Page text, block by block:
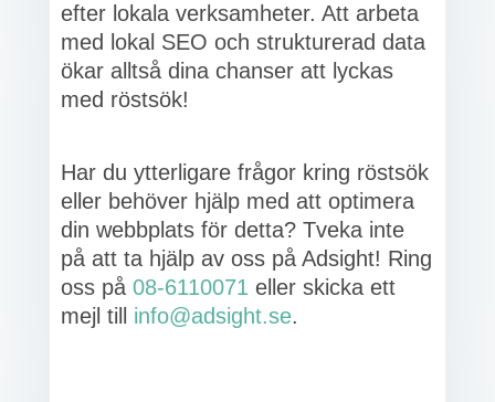
efter lokala verksamheter. Att arbeta
med lokal SEO och strukturerad data
ökar alltså dina chanser att lyckas
med röstsök!
Har du ytterligare frågor kring röstsök
eller behöver hjälp med att optimera
din webbplats för detta? Tveka inte
på att ta hjälp av oss på Adsight! Ring
oss på 08-6110071eller skicka ett
mejl till info@adsight.se.